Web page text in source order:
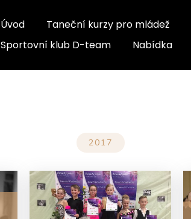
Úvod Taneční kurzy pro mládež
Sportovní klub D-team
Nabídka
2017